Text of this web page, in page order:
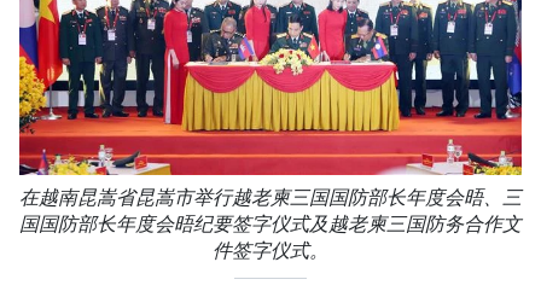
在越南昆嵩省昆嵩市举行越老柬三国国防部长年度会晤、三
国国防部长年度会晤纪要签字仪式及越老柬三国防务合作文
件签字仪式。